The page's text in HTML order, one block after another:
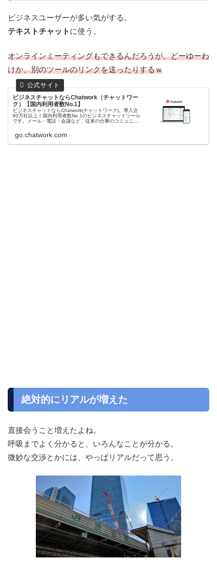
ビジネスユーザーが多い気がする。
テキストチャット に使う。
オンラインミーティングもできるんだろうが、どーゆーわ
けか、別のツールのリンクを送ったりするｗ
ビジネスチャットならChatwork（チャットワー
ク）【国内利用者数No.1】
ビジネスチャットならChatwork(チャットワーク)。導入企
90万社以上！国内利用者数No.1のビジネスチャットツール
です。メール・電話・会議など、従来の仕事のコミュニケ
クを使ったDXで...
go.chatwork.com
絶対的にリアルが増えた
直接会うこと増えたよね。
呼吸までよく分かると、いろんなことが分かる。
微妙な交渉とかには、やっぱリアルだって思う。